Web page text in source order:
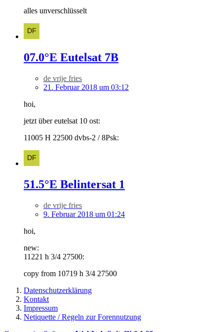
alles unverschlüsselt
07.0°E Eutelsat 7B
de vrije fries
21. Februar 2018 um 03:12
hoi,
jetzt über eutelsat 10 ost:
11005 H 22500 dvbs-2 / 8Psk:
51.5°E Belintersat 1
de vrije fries
9. Februar 2018 um 01:24
hoi,
new:
11221 h 3/4 27500:
copy from 10719 h 3/4 27500
Datenschutzerklärung
Kontakt
Impressum
Netiquette / Regeln zur Forennutzung